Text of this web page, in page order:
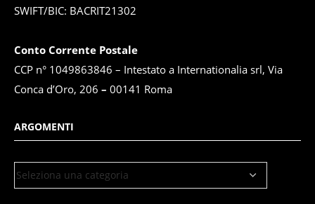
SWIFT/BIC: BACRIT21302
Conto Corrente Postale
CCP n° 1049863846 – Intestato a Internationalia srl, Via
Conca d’Oro, 206 – 00141 Roma
ARGOMENTI